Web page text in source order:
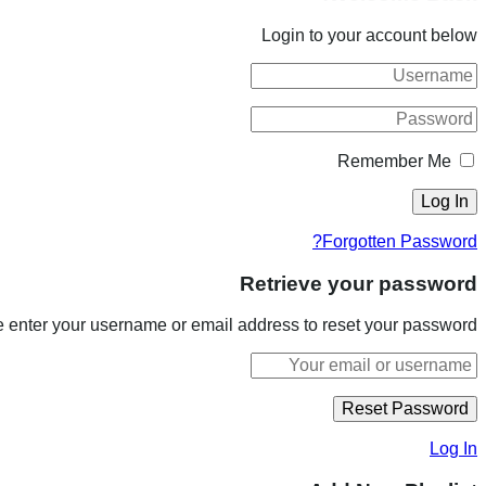
Login to your account below
Remember Me
Forgotten Password?
Retrieve your password
enter your username or email address to reset your password.
Log In